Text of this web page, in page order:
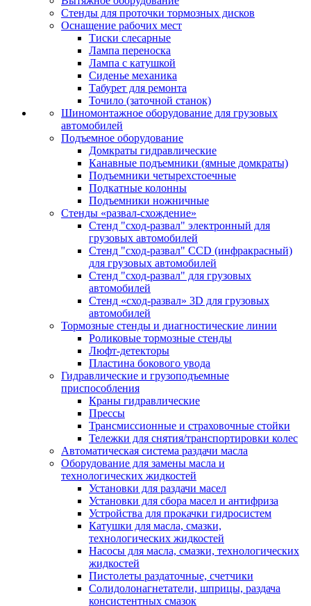
Стенды для проточки тормозных дисков
Оснащение рабочих мест
Тиски слесарные
Лампа переноска
Лампа с катушкой
Сиденье механика
Табурет для ремонта
Точило (заточной станок)
Шиномонтажное оборудование для грузовых
автомобилей
Подъемное оборудование
Домкраты гидравлические
Канавные подъемники (ямные домкраты)
Подъемники четырехстоечные
Подкатные колонны
Подъемники ножничные
Стенды «развал-схождение»
Стенд "сход-развал" электронный для
грузовых автомобилей
Стенд "сход-развал" CCD (инфракрасный)
для грузовых автомобилей
Стенд "сход-развал" для грузовых
автомобилей
Стенд «сход-развал» 3D для грузовых
автомобилей
Тормозные стенды и диагностические линии
Роликовые тормозные стенды
Люфт-детекторы
Пластина бокового увода
Гидравлические и грузоподъемные
приспособления
Краны гидравлические
Прессы
Трансмиссионные и страховочные стойки
Тележки для снятия/транспортировки колес
Автоматическая система раздачи масла
Оборудование для замены масла и
технологических жидкостей
Установки для раздачи масел
Установки для сбора масел и антифриза
Устройства для прокачки гидросистем
Катушки для масла, смазки,
технологических жидкостей
Насосы для масла, смазки, технологических
жидкостей
Пистолеты раздаточные, счетчики
Солидолонагнетатели, шприцы, раздача
консистентных смазок